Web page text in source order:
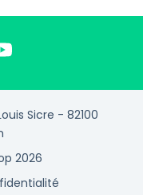
Sicre - 82100
2026